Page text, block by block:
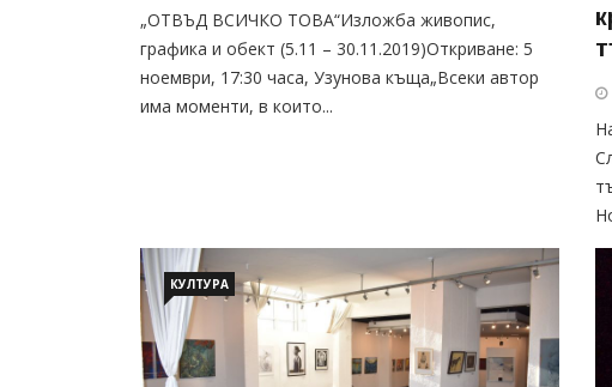
„ОТВЪД ВСИЧКО ТОВА“Изложба живопис,
графика и обект (5.11 – 30.11.2019)Откриване: 5
ноември, 17:30 часа, Узунова къща„Всеки автор
има моменти, в които...
КУЛТУРА